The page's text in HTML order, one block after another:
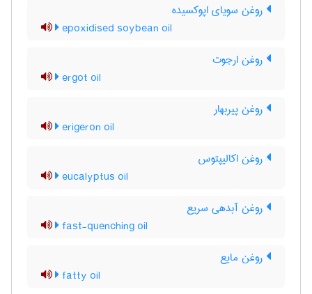
روغن سویای اپوکسیده
epoxidised soybean oil
روغن ارجوت
ergot oil
روغن پیربهار
erigeron oil
روغن اکالیپتوس
eucalyptus oil
روغن آبدهی سریع
fast-quenching oil
روغن مایع
fatty oil